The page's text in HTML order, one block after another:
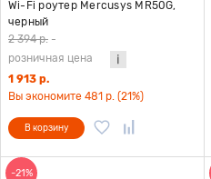
Wi-Fi роутер Mercusys MR50G,
черный
2 394 р. -
розничная цена
1 913 р.
Вы экономите 481 р. (21%)
В корзину
-21%